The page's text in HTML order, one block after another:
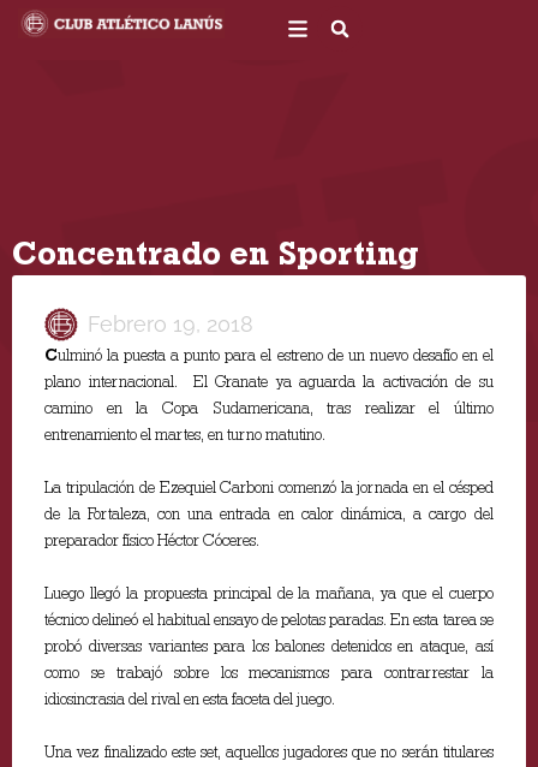
Concentrado en Sporting
Febrero 19, 2018
Culminó la puesta a punto para el estreno de un nuevo desafío en el
plano internacional. El Granate ya aguarda la activación de su
camino en la Copa Sudamericana, tras realizar el último
entrenamiento el martes, en turno matutino.
La tripulación de Ezequiel Carboni comenzó la jornada en el césped
de la Fortaleza, con una entrada en calor dinámica, a cargo del
preparador físico Héctor Cóceres.
Luego llegó la propuesta principal de la mañana, ya que el cuerpo
técnico delineó el habitual ensayo de pelotas paradas. En esta tarea se
probó diversas variantes para los balones detenidos en ataque, así
como se trabajó sobre los mecanismos para contrarrestar la
idiosincrasia del rival en esta faceta del juego.
Una vez finalizado este set, aquellos jugadores que no serán titulares